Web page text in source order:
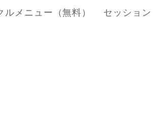
ルメニュー（無料） セッション